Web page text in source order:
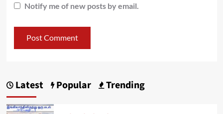
Notify me of new posts by email.
Latest Popular Trending